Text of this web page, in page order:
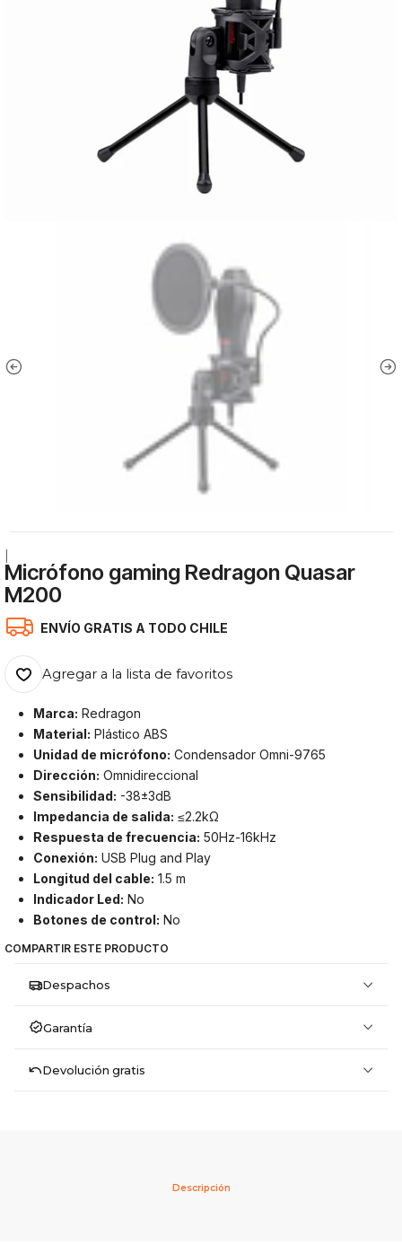
Micrófono gaming Redragon Quasar
M200
ENVÍO GRATIS A TODO CHILE
Agregar a la lista de favoritos
Marca: Redragon
Material: Plástico ABS
Unidad de micrófono: Condensador Omni-9765
Dirección: Omnidireccional
Sensibilidad: -38±3dB
Impedancia de salida: ≤2.2kΩ
Respuesta de frecuencia: 50Hz-16kHz
Conexión: USB Plug and Play
Longitud del cable: 1.5 m
Indicador Led: No
Botones de control: No
COMPARTIR ESTE PRODUCTO
Despachos
Garantía
Devolución gratis
Descripción